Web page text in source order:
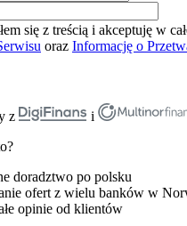
się z treścią i akceptuję w
oraz Informację o
z
i
doradztwo po polsku
ofert z wielu banków w
opinie od klientów